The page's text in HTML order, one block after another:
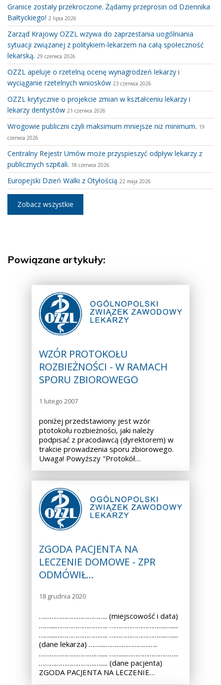
Granice zostały przekroczone. Żądamy przeprosin od Dziennika
Bałtyckiego! 2 lipca 2026
Zarząd Krajowy OZZL wzywa do zaprzestania uogólniania
sytuacji związanej z politykiem-lekarzem na całą społeczność
lekarską. 29 czerwca 2026
OZZL apeluje o rzetelną ocenę wynagrodzeń lekarzy i
wyciąganie rzetelnych wniosków 23 czerwca 2026
OZZL krytycznie o projekcie zmian w kształceniu lekarzy i
lekarzy dentystów 21 czerwca 2026
Wrogowie publiczni czyli maksimum mniejsze niż minimum. 19
czerwca 2026
Centralny Rejestr Umów może przyspieszyć odpływ lekarzy z
publicznych szpitali. 18 czerwca 2026
Europejski Dzień Walki z Otyłością 22 maja 2026
Zobacz wszystkie
Powiązane artykuły:
WZÓR PROTOKOŁU
ROZBIEŻNOŚCI - W RAMACH
SPORU ZBIOROWEGO
1 lutego 2007
poniżej przedstawiony jest wzór
ptotokołu rozbieżności, jaki należy
podpisać z pracodawcą (dyrektorem) w
trakcie prowadzenia sporu zbiorowego.
Uwaga! Powyższy "Protokół…
ZGODA PACJENTA NA
LECZENIE DOMOWE - ZPR
ODMÓWIŁ…
18 grudnia 2020
……………………………….. (miejscowość i data)
……....……………………….. ………………………….….....
……....……………………….. ………………………….….....
(dane lekarza) ……....………………………..
………………………….…..... ……....………………………..
………………………….…..... (dane pacjenta)
ZGODA PACJENTA NA LECZENIE…